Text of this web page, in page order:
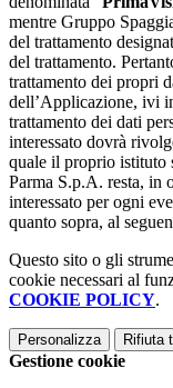
mentre Gruppo
del trattamento
del trattamento.
trattamento dei propri
dell’Applicazione, ivi
trattamento dei dati
interessato dovrà
quale il proprio istituto
Parma S.p.A. resta, in
interessato per ogni
quanto sopra, al
Questo sito o gli
cookie necessari al
COOKIE POLICY.
Personalizza Rifiuta
Gestione cookie